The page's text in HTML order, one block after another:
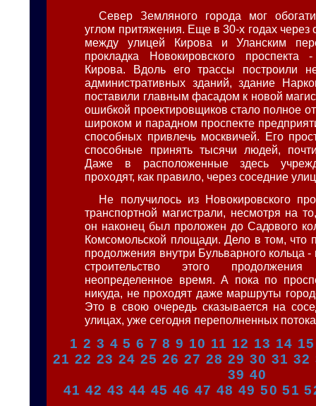
Север Земляного города мог
углом притяжения. Еще в 30-х годах через
между улицей Кирова и Уланским
прокладка Новокировского
Кирова. Вдоль его трассы построили
административных зданий, здание
поставили главным фасадом к новой
ошибкой проектировщиков стало полное
широком и парадном проспекте
способных привлечь москвичей. Его
способные принять тысячи людей,
Даже в расположенные здесь
проходят, как правило, через соседние
Не получилось из Новокировского
транспортной магистрали, несмотря на
он наконец был проложен до Садового
Комсомольской площади. Дело в том, что
продолжения внутри Бульварного кольца -
строительство этого
неопределенное время. А пока по
никуда, не проходят даже маршруты
Это в свою очередь сказывается на
улицах, уже сегодня переполненных
1 2 3 4 5 6 7 8 9 10 11 12 13 14 15
21 22 23 24 25 26 27 28 29 30 31 32
39 40
41 42 43 44 45 46 47 48 49 50 51